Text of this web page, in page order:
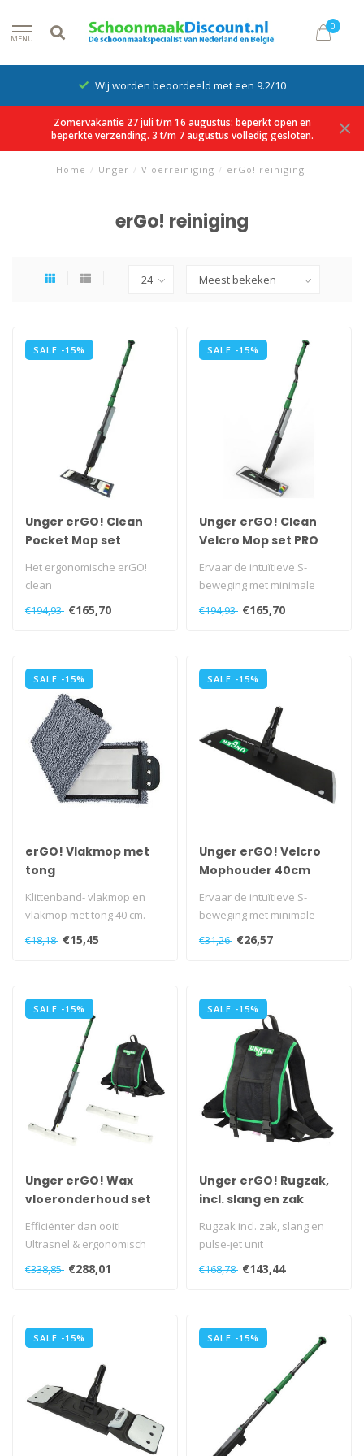
MENU
0
Wij worden beoordeeld met een 9.2/10
Zomervakantie 27 juli t/m 16 augustus: beperkt open en
beperkte verzending. 3 t/m 7 augustus volledig gesloten.
Home / Unger / Vloerreiniging / erGo! reiniging
erGo! reiniging
SALE -15%
Unger erGO! Clean
Pocket Mop set
Het ergonomische erGO!
clean
vloerreinigingssysteem
€194,93 €165,70
SALE -15%
Unger erGO! Clean
Velcro Mop set PRO
Ervaar de intuïtieve S-
beweging met minimale
krachtsinspanning: het
€194,93 €165,70
SALE -15%
erGO! Vlakmop met
tong
Klittenband- vlakmop en
vlakmop met tong 40 cm.
€18,18 €15,45
SALE -15%
Unger erGO! Velcro
Mophouder 40cm
Ervaar de intuïtieve S-
beweging met minimale
krachtsinspanning: het
supersnelle..
€31,26 €26,57
SALE -15%
Unger erGO! Wax
vloeronderhoud set
met Wonderwaxer
Efficiënter dan ooit!
Ultrasnel & ergonomisch
met slechts één persoon...
€338,85 €288,01
SALE -15%
Unger erGO! Rugzak,
incl. slang en zak
Rugzak incl. zak, slang en
pulse-jet unit
€168,78 €143,44
SALE -15% SALE -15%